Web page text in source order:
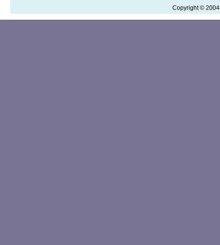
Copyright ©